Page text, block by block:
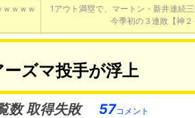
ｗｗｗ
1アウト満塁で、マートン・新井連続三
今季初の３連敗【神２
ズマ投手が浮上
数 取得失敗 57コメント